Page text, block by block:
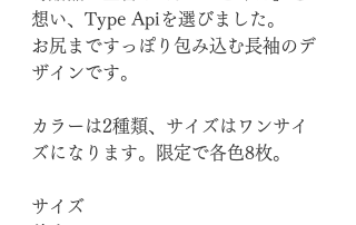
想い、Type Apiを選びました。
お尻まですっぽり包み込む長袖のデ
ザインです。
カラーは2種類、サイズはワンサイ
ズになります。限定で各色8枚。
サイズ